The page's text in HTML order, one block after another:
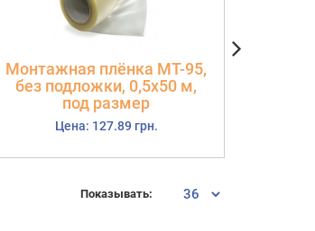
Монтажная плёнка МТ-95,
без подложки, 0,5х50 м,
под размер
Цена: 127.89 грн.
Показывать: